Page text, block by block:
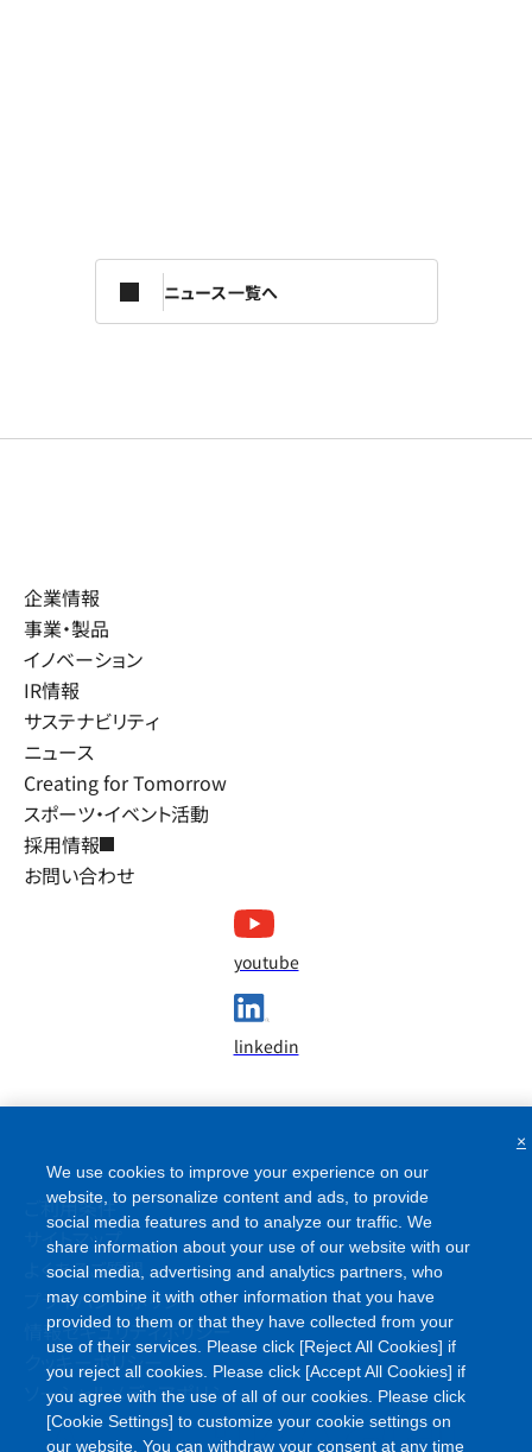
ニュース一覧へ
企業情報
事業・製品
イノベーション
IR情報
サステナビリティ
ニュース
Creating for Tomorrow
スポーツ・イベント活動
採用情報
お問い合わせ
youtube
linkedin
ご利用条件
サイトマップ
よくあるご質問
プライバシーポリシー
情報セキュリティポリシー
クッキーポリシー
ソーシャルメディアポリシー
website, to personalize content and ads, to provide
social media features and to analyze our traffic. We
share information about your use of our website with our
social media, advertising and analytics partners, who
may combine it with other information that you have
provided to them or that they have collected from your
use of their services. Please click [Reject All Cookies] if
you reject all cookies. Please click [Accept All Cookies] if
you agree with the use of all of our cookies. Please click
[Cookie Settings] to customize your cookie settings on
our website. You can withdraw your consent at any time